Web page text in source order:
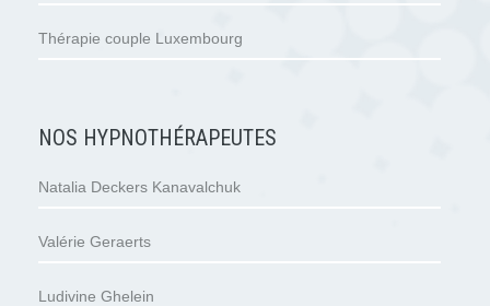
Thérapie couple Luxembourg
NOS HYPNOTHÉRAPEUTES
Natalia Deckers Kanavalchuk
Valérie Geraerts
Ludivine Ghelein